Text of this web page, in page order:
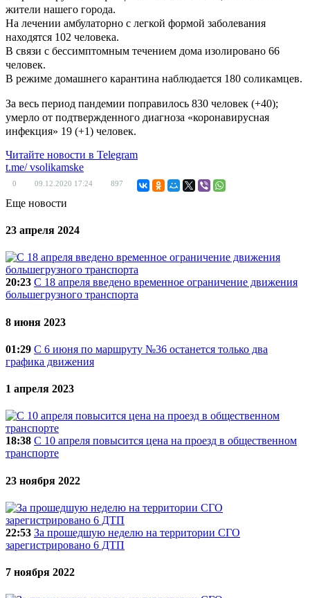
жители нашего города.
На лечении амбулаторно с легкой формой заболевания
находятся 102 человека.
В связи с бессимптомным течением дома изолировано 66
человек.
В режиме домашнего карантина наблюдается 180 соликамцев.
За весь период пандемии поправилось 830 человек (+40);
умерло от подтвержденного диагноза «коронавирусная
инфекция» 19 (+1) человек.
Читайте новости в Telegram
t.me/vsolikamske
0 09.12.2020 17:24 897
Еще новости
23 апреля 2024
20:23 C 18 апреля введено временное ограничение движения
большегрузного транспорта
8 июня 2023
01:29 С 6 июня по маршруту №36 останется только два
графика движения
1 апреля 2023
18:38 С 10 апреля повысится цена на проезд в общественном
транспорте
23 ноября 2022
22:53 За прошедшую неделю на территории СГО
зарегистрировано 6 ДТП
7 ноября 2022